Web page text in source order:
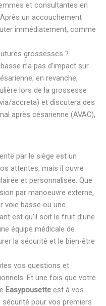
et consultantes en
un accouchement
immédiatement, comme
grossesses ?
n’a pas d’impact sur
en revanche,
lors de la grossesse
accreta) et discutera des
après césarienne (AVAC),
par le siège est un
attentes, mais il ouvre
et personnalisée. Que
par manoeuvre externe,
voie basse ou une
est qu’il soit le fruit d’une
équipe médicale de
la sécurité et le bien-être
vos questions et
Et une fois que votre
Easypousette est à vos
pour vos premiers